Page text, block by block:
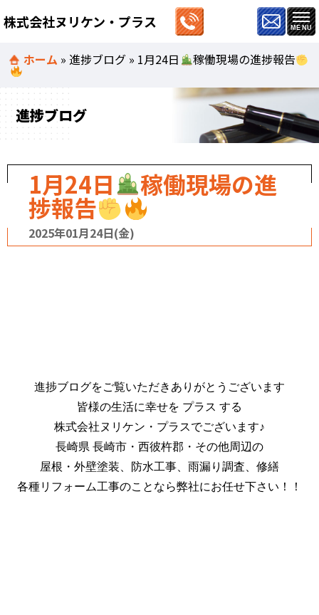
株式会社ヌリケン・プラス
ホーム »進捗ブログ » 1月24日 稼働現場の進捗報告
進捗ブログ
1月24日 稼働現場の進
捗報告
2025年01月24日(金)
進捗ブログをご覧いただきありがとうございます
皆様の生活に幸せを プラス する
株式会社ヌリケン・プラスでございます♪
長崎県 長崎市・西彼杵郡・その他周辺の
屋根・外壁塗装、防水工事、雨漏り調査、修繕
各種リフォーム工事のことなら弊社にお任せ下さい！！